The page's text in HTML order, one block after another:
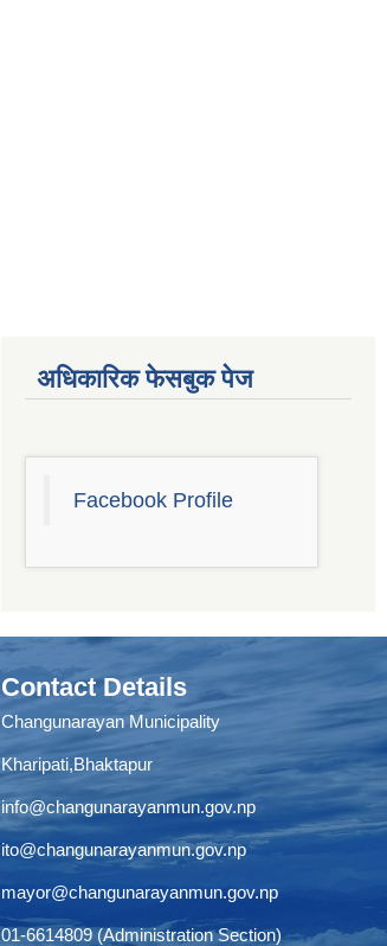
अधिकारिक फेसबुक पेज
Facebook Profile
Contact Details
Changunarayan Municipality
Kharipati,Bhaktapur
info@changunarayanmun.gov.np
ito@changunarayanmun.gov.np
mayor@changunarayanmun.gov.np
01-6614809 (Administration Section)